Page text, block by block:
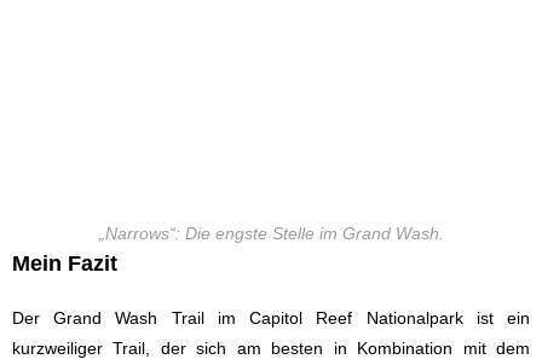
„Narrows“: Die engste Stelle im Grand Wash.
Mein Fazit
Der Grand Wash Trail im Capitol Reef Nationalpark ist ein
kurzweiliger Trail, der sich am besten in Kombination mit dem